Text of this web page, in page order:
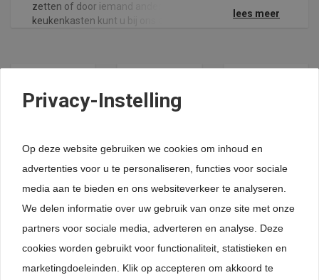
zetten of door iemand anders te laten monteren. Naast
keukenkasten kunt u bij ons ook terecht voor nieuwe
lees meer
Onderkast Hoekkast Hoge kast
24-uurs levering* Lage verzendkosten
Privacy-Instelling
Op deze website gebruiken we cookies om inhoud en
advertenties voor u te personaliseren, functies voor sociale
media aan te bieden en ons websiteverkeer te analyseren.
We delen informatie over uw gebruik van onze site met onze
partners voor sociale media, adverteren en analyse. Deze
cookies worden gebruikt voor functionaliteit, statistieken en
marketingdoeleinden. Klik op accepteren om akkoord te